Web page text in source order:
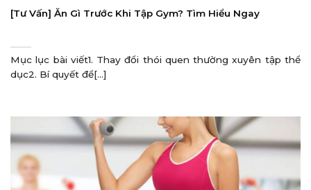
[Tư Vấn] Ăn Gì Trước Khi Tập Gym? Tìm Hiểu Ngay
Mục lục bài viết1. Thay đổi thói quen thường xuyên tập thể
dục2. Bí quyết để[...]